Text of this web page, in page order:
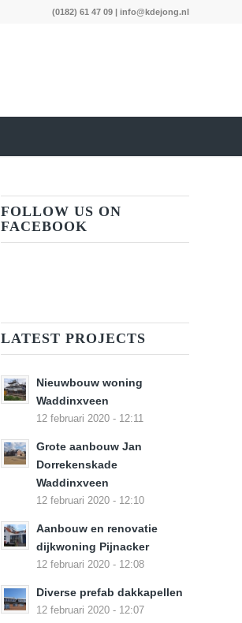
(0182) 61 47 09 | info@kdejong.nl
FOLLOW US ON
FACEBOOK
LATEST PROJECTS
Nieuwbouw woning
Waddinxveen
12 februari 2020 - 12:11
Grote aanbouw Jan
Dorrekenskade
Waddinxveen
12 februari 2020 - 12:10
Aanbouw en renovatie
dijkwoning Pijnacker
12 februari 2020 - 12:08
Diverse prefab dakkapellen
12 februari 2020 - 12:07